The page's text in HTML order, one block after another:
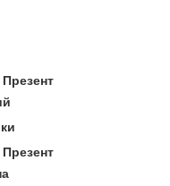
Презент
Презент